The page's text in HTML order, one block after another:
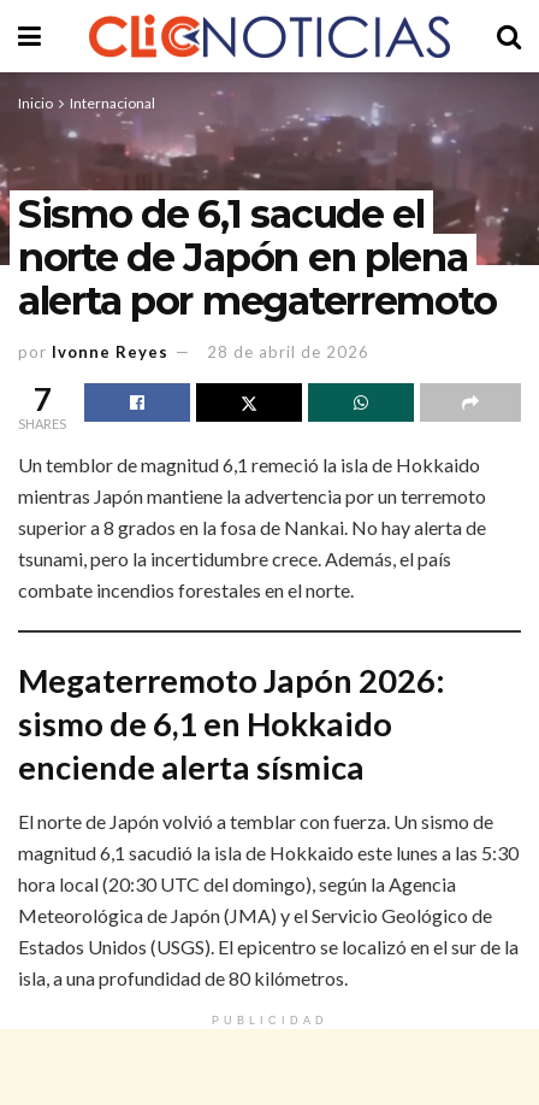
Inicio Internacional
Sismo de 6,1 sacude el
norte de Japón en plena
alerta por megaterremoto
por Ivonne Reyes 28 de abril de 2026
7
SHARES
Un temblor de magnitud 6,1 remeció la isla de Hokkaido
mientras Japón mantiene la advertencia por un terremoto
superior a 8 grados en la fosa de Nankai. No hay alerta de
tsunami, pero la incertidumbre crece. Además, el país
combate incendios forestales en el norte.
Megaterremoto Japón 2026:
sismo de 6,1 en Hokkaido
enciende alerta sísmica
El norte de Japón volvió a temblar con fuerza. Un sismo de
magnitud 6,1 sacudió la isla de Hokkaido este lunes a las 5:30
hora local (20:30 UTC del domingo), según la Agencia
Meteorológica de Japón (JMA) y el Servicio Geológico de
Estados Unidos (USGS). El epicentro se localizó en el sur de la
isla, a una profundidad de 80 kilómetros.
PUBLICIDAD